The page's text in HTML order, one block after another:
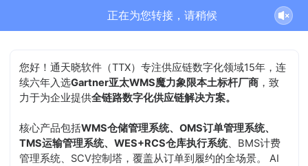
正在为您转接，请稍候
您好！通天晓软件（TTX）专注供应链数字化领域15年，连
续六年入选Gartner亚太WMS魔力象限本土标杆厂商 ，致
力于为企业提供全链路数字化供应链解决方案。
核心产品包括WMS仓储管理系统、OMS订单管理系统、
TMS运输管理系统、WES+RCS仓库执行系统、BMS计费
管理系统、SCV控制塔，覆盖从订单到履约的全场景。 AI